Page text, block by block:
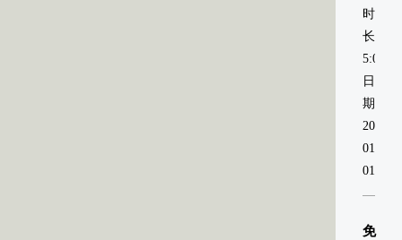
时
长：
5:00
日
期：
2021-
01-
01
免